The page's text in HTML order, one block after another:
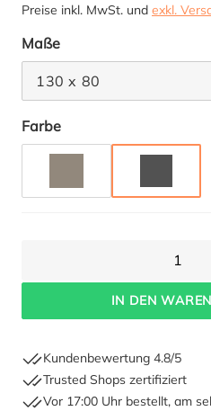
Preise inkl. MwSt. und exkl.
Maßeauswählen
130 x 80
Farbeauswählen
1
IN DEN
Kundenbewertung 4.8/5
Trusted Shops zertifiziert
Vor 17:00 Uhr bestellt, am